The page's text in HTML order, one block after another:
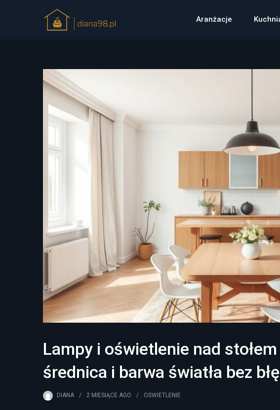
Aranżacje
Lampy i oświetlenie nad
średnica i barwa światła bez
DIANA 2 MIESIĄCE AGO OŚWIETLENIE